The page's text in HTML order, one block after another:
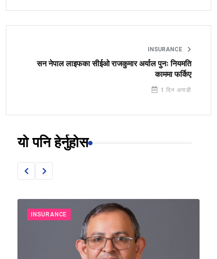
INSURANCE
सन नेपाल लाइफका सीईओ राजकुमार अर्याल पुनः नियमति
काममा फर्किए
1 दिन अगाडी
यो पनि हेर्नुहोस
INSURANCE